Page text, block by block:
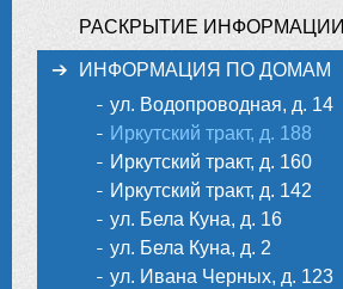
РАСКРЫТИЕ ИНФОРМАЦИИ
ИНФОРМАЦИЯ ПО ДОМАМ
ул. Водопроводная, д. 14
Иркутский тракт, д. 188
Иркутский тракт, д. 160
Иркутский тракт, д. 142
ул. Бела Куна, д. 16
ул. Бела Куна, д. 2
ул. Ивана Черных, д. 123